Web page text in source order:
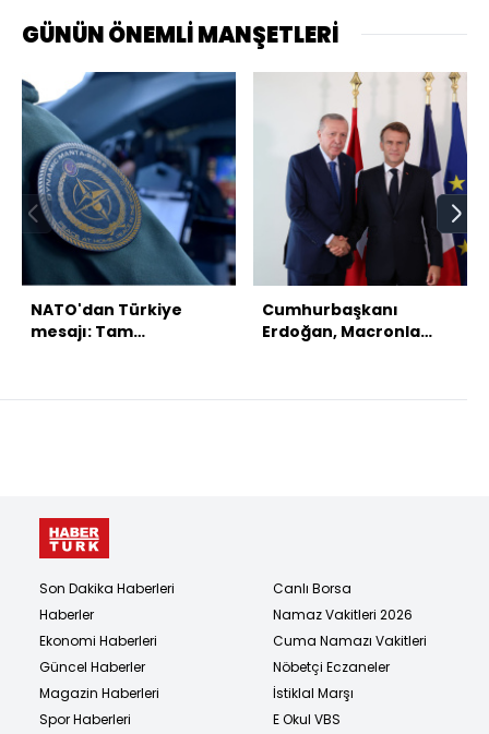
GÜNÜN ÖNEMLİ MANŞETLERİ
NATO'dan Türkiye
mesajı: Tam
Cumhurbaşkanı
Erdoğan, Macronla
Son Dakika Haberleri
Haberler
Ekonomi Haberleri
Güncel Haberler
Magazin Haberleri
Spor Haberleri
Canlı Borsa
Namaz Vakitleri 2026
Cuma Namazı Vakitleri
Nöbetçi Eczaneler
İstiklal Marşı
E Okul VBS